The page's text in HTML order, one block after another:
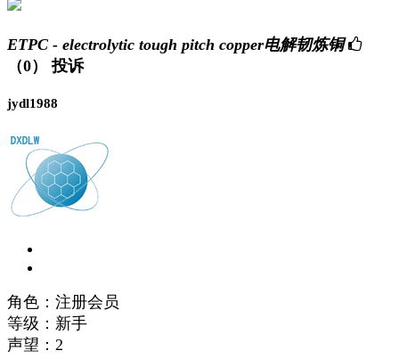
ETPC - electrolytic tough pitch copper电解韧炼铜
（0）
投诉
jydl1988
角色：注册会员
等级：新手
声望： 2